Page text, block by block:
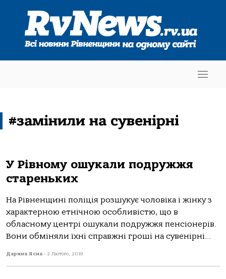
#замінили на сувенірні
У Рівному ошукали подружжя
стареньких
На Рівненщині поліція розшукує чоловіка і жінку з
характерною етнічною особливістю, що в
обласному центрі ошукали подружжя пенсіонерів.
Вони обміняли їхні справжні гроші на сувенірні...
Дарина Ясна - 2 Лютого, 2019